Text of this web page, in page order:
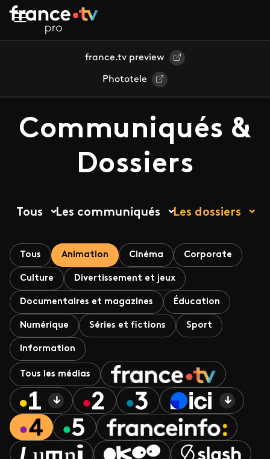
Aller au contenu principal
france.tv preview
Phototele
Communiqués &
Dossiers
Tous Les communiqués Les dossiers
Tous Animation Cinéma Corporate
Culture Divertissement et jeux
Documentaires et magazines Éducation
Numérique Séries et fictions Sport
Information
Tous les médias